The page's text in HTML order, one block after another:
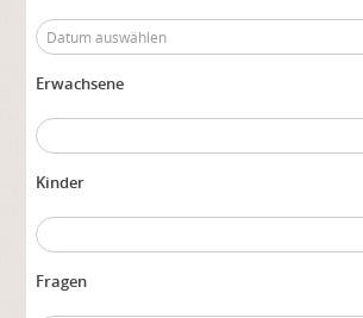
Erwachsene
Kinder
Fragen